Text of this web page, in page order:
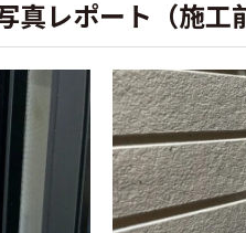
レポート（施工